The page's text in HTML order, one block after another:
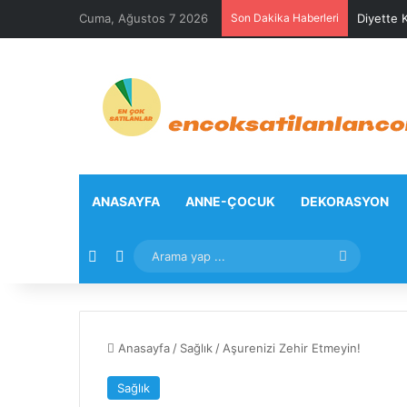
Cuma, Ağustos 7 2026 Son Dakika Haberleri Diyette
ANASAYFA ANNE-ÇOCUK DEKORASYON
Rastgele Makale
Kenar Bölmesi
Arama
yap
Anasayfa / Sağlık / Aşurenizi Zehir Etmeyin!
Sağlık